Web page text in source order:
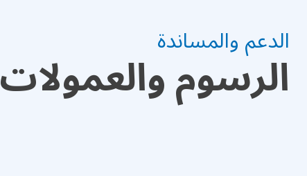
الدعم والمساندة
الرسوم والعمولات